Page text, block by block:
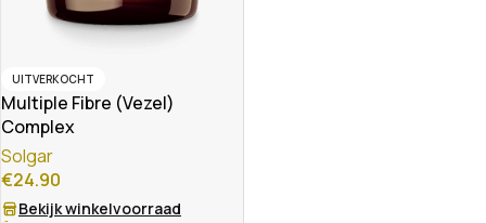
UITVERKOCHT
Multiple Fibre (Vezel)
Complex
Solgar
€24.90
Bekijk winkelvoorraad